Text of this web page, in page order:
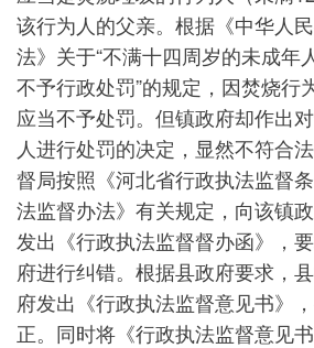
该行为人的父亲。根据《中华人
法》关于“不满十四周岁的未成年
不予行政处罚”的规定，因焚烧行
应当不予处罚。但镇政府却作出
人进行处罚的决定，显然不符合
督局按照《河北省行政执法监督
法监督办法》有关规定，向该镇
发出《行政执法监督督办函》，
府进行纠错。根据县政府要求，
府发出《行政执法监督意见书》
正。同时将《行政执法监督意见